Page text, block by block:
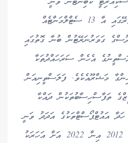
ހުޅަނގު އައްސޭރީގެ މެދުތެރޭގައި އާ 13 ސެޓްލްމަންޓެއް
ގަވަރުނަރޭޓުން ބުނާ ގޮތުގައި
އެހެން ސަރަހައްދުތަކާ
މަޝްރޫއެކެވެ. ފަލަސްތީނިއަން
ތަފާސްހިސާބުތަކުން ދައްކާ
ހަދާ އައުޓްޕޯސްޓްތަކުގެ އަދަދު ވަނީ
އިންތިހާއަށް އިތުރުވެފައެވެ. 2012 އިން 2022 އަށް އަހަރަކު